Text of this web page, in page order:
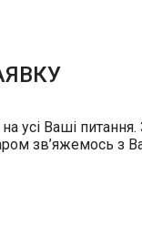
усі Ваші питання.
зв’яжемось з